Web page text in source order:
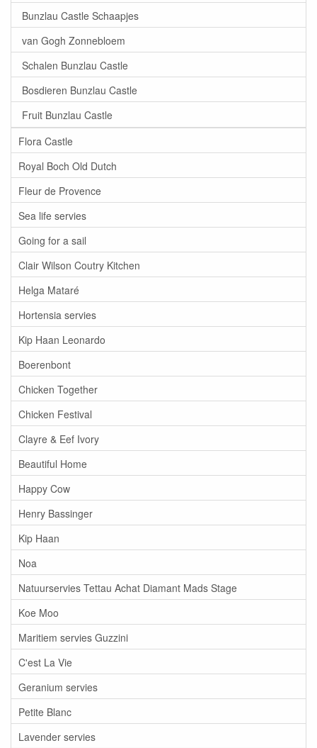
Bunzlau Castle Schaapjes
van Gogh Zonnebloem
Schalen Bunzlau Castle
Bosdieren Bunzlau Castle
Fruit Bunzlau Castle
Flora Castle
Royal Boch Old Dutch
Fleur de Provence
Sea life servies
Going for a sail
Clair Wilson Coutry Kitchen
Helga Mataré
Hortensia servies
Kip Haan Leonardo
Boerenbont
Chicken Together
Chicken Festival
Clayre & Eef Ivory
Beautiful Home
Happy Cow
Henry Bassinger
Kip Haan
Noa
Natuurservies Tettau Achat Diamant Mads Stage
Koe Moo
Maritiem servies Guzzini
C'est La Vie
Geranium servies
Petite Blanc
Lavender servies